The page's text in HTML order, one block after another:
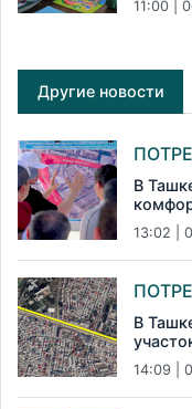
11:00 |
Другие новости
В
13:02 |
В
14:09 |